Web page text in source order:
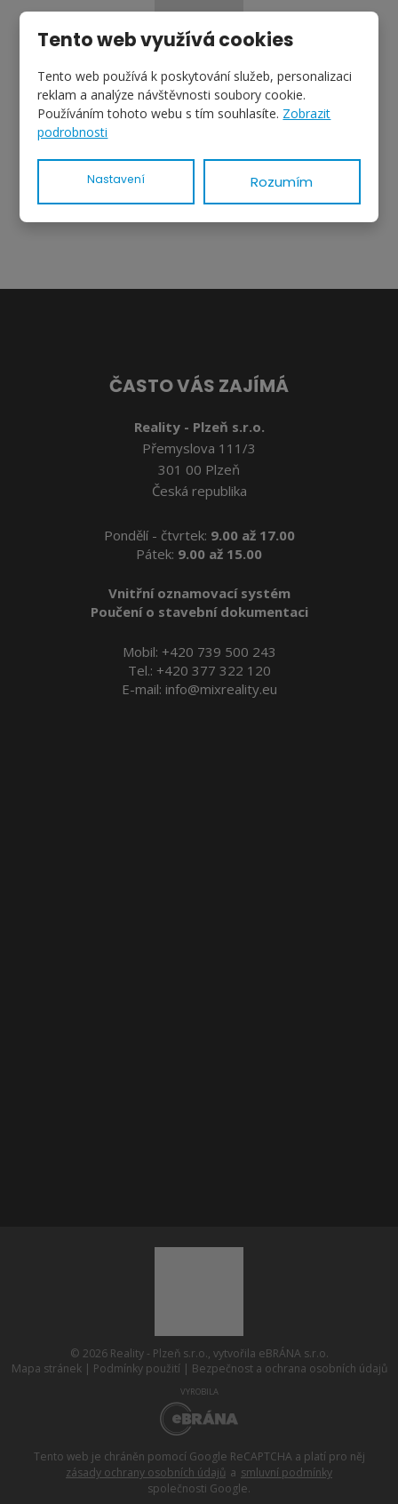
Prodej - Útulné chaty u řeky Střely –
Štichovice
1 260 000 Kč
ČASTO VÁS ZAJÍMÁ
Reality - Plzeň s.r.o.
Přemyslova 111/3
301 00 Plzeň
Česká republika
Pondělí - čtvrtek: 9.00 až 17.00
Pátek: 9.00 až 15.00
Vnitřní oznamovací systém
Poučení o stavební dokumentaci
Mobil: +420 739 500 243
Tel.: +420 377 322 120
E-mail: info@mixreality.eu
© 2026 Reality - Plzeň s.r.o., vytvořila eBRÁNA s.r.o.
Mapa stránek | Podmínky použití | Bezpečnost a ochrana osobních údajů
VYROBILA
Tento web je chráněn pomocí Google ReCAPTCHA a platí pro něj
zásady ochrany osobních údajů a smluvní podmínky
společnosti Google.
Tento web využívá cookies
Tento web používá k poskytování služeb, personalizaci
reklam a analýze návštěvnosti soubory cookie.
Používáním tohoto webu s tím souhlasíte. Zobrazit
podrobnosti
Nastavení Rozumím